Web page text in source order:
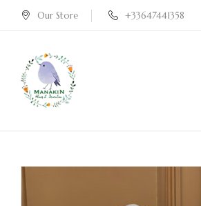
Our Store +33647441358